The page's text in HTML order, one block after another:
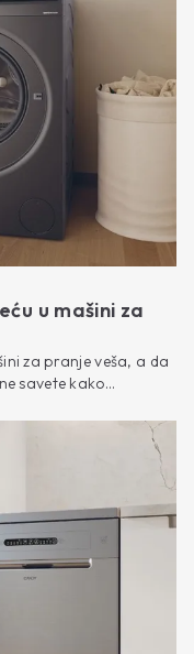
u mašini za
za pranje veša, a da
savete kako...